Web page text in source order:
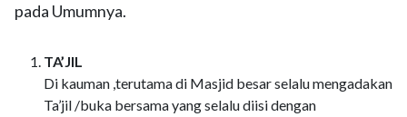
pada Umumnya.
Di kauman ,terutama di Masjid besar selalu mengadakan
Ta’jil /buka bersama yang selalu diisi dengan